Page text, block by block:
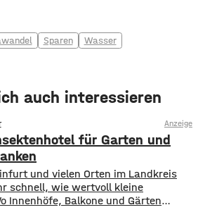
Sparen Wasser
auch interessieren
Anzeige
für Garten und
und vielen Orten im Landkreis
schnell, wie wertvoll kleine
Innenhöfe, Balkone und Gärten